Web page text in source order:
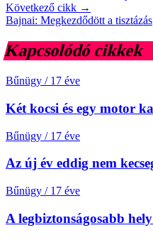
Következő cikk →
Bajnai: Megkezdődött a tisztázás
Kapcsolódó cikkek
Bűnügy / 17 éve
Két kocsi és egy motor
Bűnügy / 17 éve
Az új év eddig nem
Bűnügy / 17 éve
A legbiztonságosabb